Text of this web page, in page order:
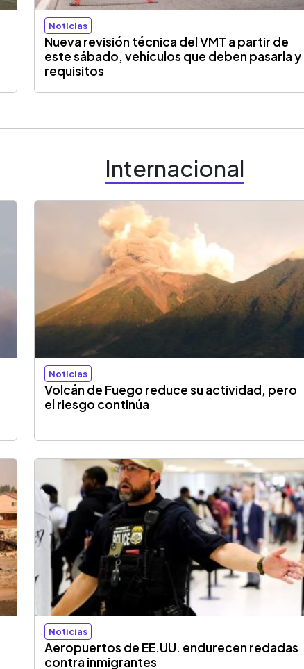
Noticias
Nueva revisión técnica del VMT a partir de
este sábado, vehículos que deben pasarla y
requisitos
Internacional
Noticias
Volcán de Fuego reduce su actividad, pero
el riesgo continúa
Noticias
Aeropuertos de EE.UU. endurecen redadas
contra inmigrantes